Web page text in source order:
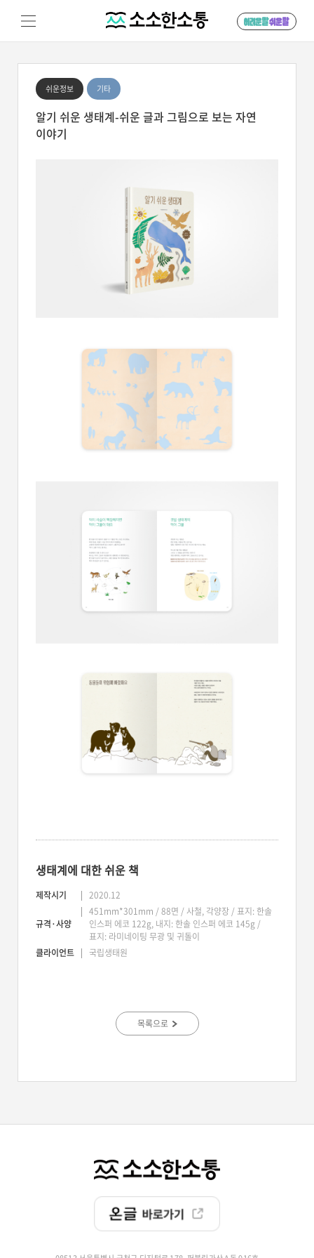
쉬운정보 기타
알기 쉬운 생태계-쉬운 글과 그림으로 보는 자연
이야기
생태계에 대한 쉬운 책
제작시기 2020.12
규격·사양
451mm*301mm / 88면 / 사철, 각양장 / 표지: 한솔
인스퍼 에코 122g, 내지: 한솔 인스퍼 에코 145g /
표지: 라미네이팅 무광 및 귀돌이
클라이언트
국립생태원
목록으로